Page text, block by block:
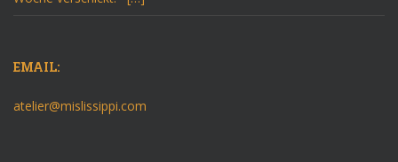
EMAIL:
atelier@mislissippi.com